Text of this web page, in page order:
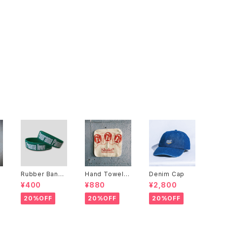
Rubber Band
＜LOGO＞
¥400
20%OFF
Hand Towel＜
Shake? ＞
¥880
20%OFF
Denim Cap
¥2,800
20%OFF